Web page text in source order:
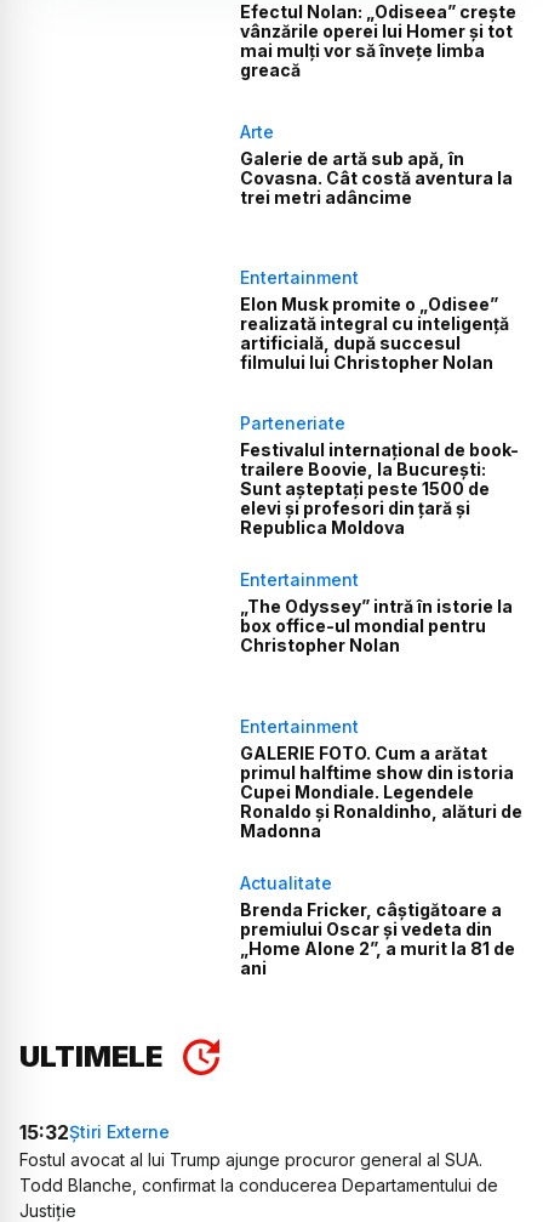
Efectul Nolan: „Odiseea” crește
vânzările operei lui Homer și tot
mai mulți vor să învețe limba
greacă
Arte
Galerie de artă sub apă, în
Covasna. Cât costă aventura la
trei metri adâncime
Entertainment
Elon Musk promite o „Odisee”
realizată integral cu inteligență
artificială, după succesul
filmului lui Christopher Nolan
Parteneriate
Festivalul internațional de book-
trailere Boovie, la București:
Sunt așteptați peste 1500 de
elevi și profesori din țară și
Republica Moldova
Entertainment
„The Odyssey” intră în istorie la
box office-ul mondial pentru
Christopher Nolan
Entertainment
GALERIE FOTO. Cum a arătat
primul halftime show din istoria
Cupei Mondiale. Legendele
Ronaldo și Ronaldinho, alături de
Madonna
Actualitate
Brenda Fricker, câștigătoare a
premiului Oscar și vedeta din
„Home Alone 2”, a murit la 81 de
ani
ULTIMELE
15:32Știri Externe
Fostul avocat al lui Trump ajunge procuror general al SUA.
Todd Blanche, confirmat la conducerea Departamentului de
Justiție